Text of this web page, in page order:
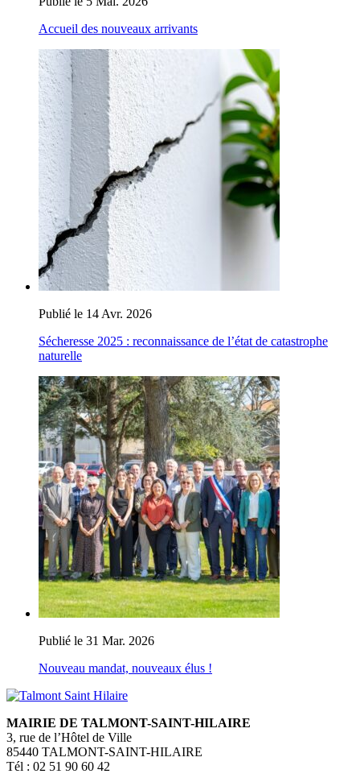
Accueil des nouveaux arrivants
Publié le 14 Avr. 2026
Sécheresse 2025 : reconnaissance de l’état de catastrophe
naturelle
Publié le 31 Mar. 2026
Nouveau mandat, nouveaux élus !
MAIRIE DE TALMONT-SAINT-HILAIRE
3, rue de l’Hôtel de Ville
85440 TALMONT-SAINT-HILAIRE
Tél : 02 51 90 60 42